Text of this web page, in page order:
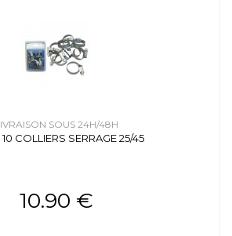
SOUS 24H/48H
COLLIERS SERRAGE 25/45
10.90 €